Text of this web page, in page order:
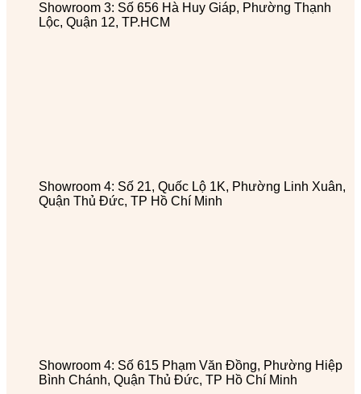
Showroom 3: Số 656 Hà Huy Giáp, Phường Thạnh
Lộc, Quận 12, TP.HCM
Showroom 4: Số 21, Quốc Lộ 1K, Phường Linh Xuân,
Quận Thủ Đức, TP Hồ Chí Minh
Showroom 4: Số 615 Phạm Văn Đồng, Phường Hiệp
Bình Chánh, Quận Thủ Đức, TP Hồ Chí Minh